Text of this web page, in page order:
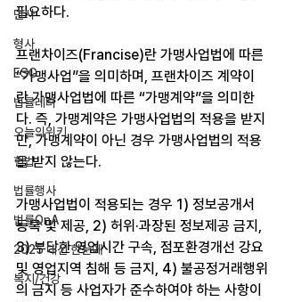
민사
형사
ESG
법률레터
오늘의위키
헌법
법률행사
법률QnA
2025 대선 한눈에
복지/건강
필요하다.
프랜차이즈(Francise)란 가맹사업법에 따른
“가맹사업”을 의미하며, 프랜차이즈 계약이
란 가맹사업법에 따른 “가맹계약”을 의미한
다. 즉, 가맹계약은 가맹사업법의 적용을 받지
만, 가맹계약이 아닌 경우 가맹사업법의 적용
을 받지 않는다.
가맹사업법이 적용되는 경우 1) 정보공개서
등록 및 제공, 2) 허위·과장된 정보제공 금지,
3) 부당한 영업시간 구속, 점포환경개선 강요
및 영업지역 침해 등 금지, 4) 불공정거래행위
의 금지 등 사업자가 준수하여야 하는 사항이